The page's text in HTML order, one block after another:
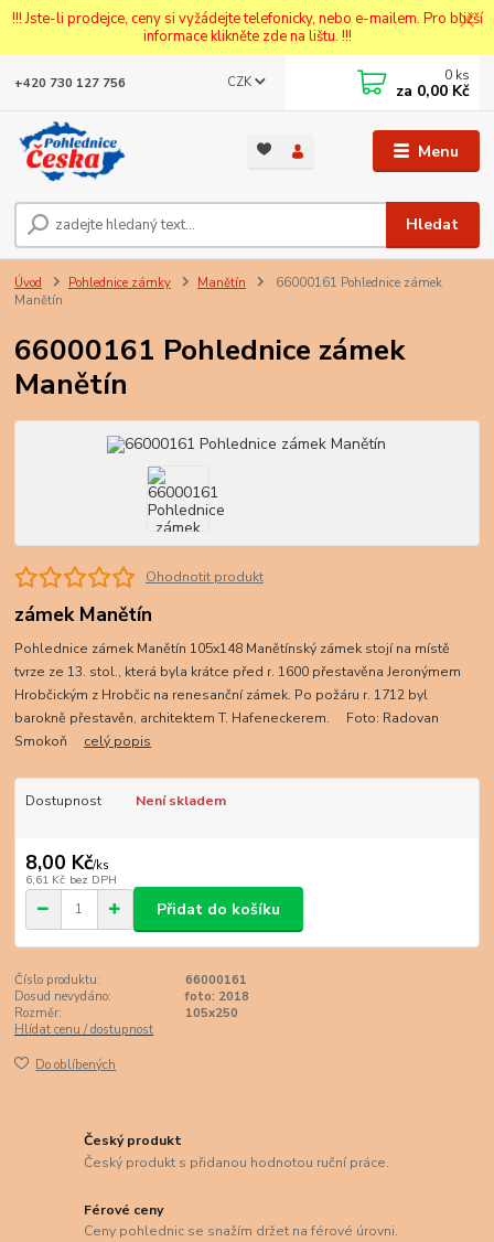
!!! Jste-li prodejce, ceny si vyžádejte telefonicky, nebo e-mailem. Pro bližší
informace klikněte zde na lištu. !!!
Menu
CZK
Hledat
+420 730 127 756 0 ks
za 0,00 Kč
Úvod Pohlednice zámky Manětín
66000161 Pohlednice zámek
Manětín
66000161 Pohlednice zámek
Manětín
Ohodnotit produkt
zámek Manětín
Pohlednice zámek Manětín 105x148 Manětínský zámek stojí na místě
tvrze ze 13. stol., která byla krátce před r. 1600 přestavěna Jeronýmem
Hrobčickým z Hrobčic na renesanční zámek. Po požáru r. 1712 byl
barokně přestavěn, architektem T. Hafeneckerem. Foto: Radovan
Smokoň celý popis
Dostupnost Není skladem
8,00 Kč/ks
6,61 Kč bez DPH
Přidat do košíku
Číslo produktu:
66000161
Dosud nevydáno:
foto: 2018
Rozměr:
105x250
Hlídat cenu / dostupnost
Do oblíbených
Český produkt
Český produkt s přidanou hodnotou ruční práce.
Férové ceny
Ceny pohlednic se snažím držet na férové úrovni.